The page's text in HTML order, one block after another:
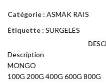
Catégorie : ASMAK RAIS
Étiquette : SURGELÉS
Description
MONGO
100G 200G 400G 600G 800G